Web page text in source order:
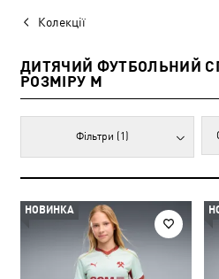
Колекції
ДИТЯЧИЙ ФУТБОЛЬНИЙ
РОЗМІРУ M
Фільтри (1)
НОВИНКА